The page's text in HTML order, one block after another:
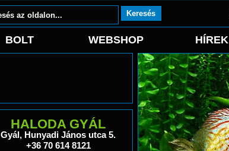
BOLT WEBSHOP HÍREK
HALODA GYÁL
Gyál, Hunyadi János utca 5.
+36 70 614 8121